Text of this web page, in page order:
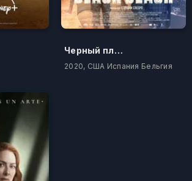
Черный пляж
2020, США Испания Бельгия